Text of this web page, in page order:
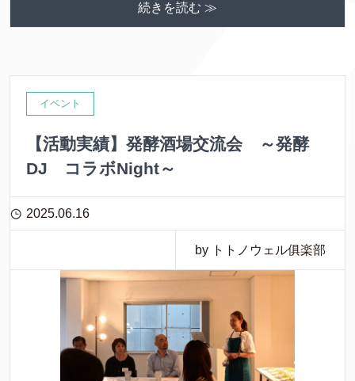
続きを読む ≫
イベント
【活動実績】発酵酒場交流会 ～発酵
DJ コラボNight～
2025.06.16
by トトノウェル俱楽部